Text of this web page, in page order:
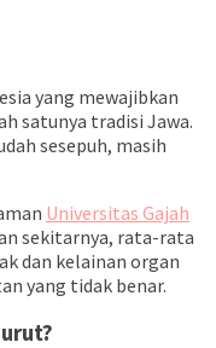
yang mewajibkan
satunya tradisi Jawa.
sesepuh, masih
Universitas Gajah
sekitarnya, rata-rata
dan kelainan organ
yang tidak benar.